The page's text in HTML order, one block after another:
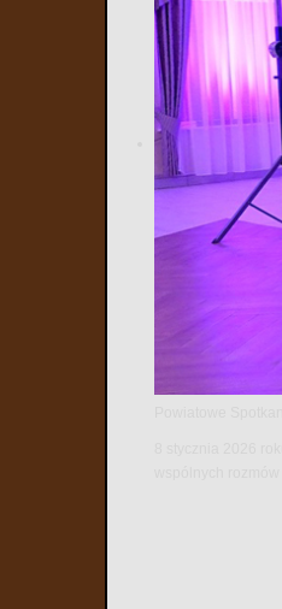
8 stycznia 2026
wspólnych